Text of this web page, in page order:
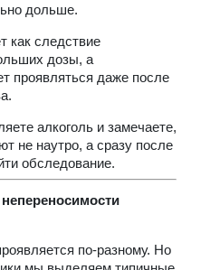
дольше.
как следствие
дозы, а
проявляться даже после
алкоголь и замечаете,
не наутро, а сразу после
обследование.
по-разному. Но